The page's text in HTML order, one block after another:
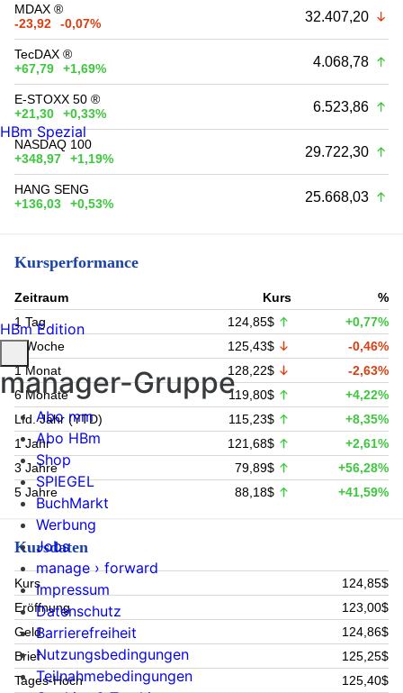
MDAX ®
-23,92
-0,07% 32.407,20
TecDAX ®
+67,79
+1,69% 4.068,78
E-STOXX 50 ®
+21,30
+0,33% 6.523,86
NASDAQ 100
+348,97
+1,19% 29.722,30
HANG SENG
+136,03
+0,53% 25.668,03
Kursperformance
Zeitraum Kurs
%
1 Tag
124,85$
+0,77%
1 Woche
125,43$
-0,46%
1 Monat
128,22$
-2,63%
6 Monate
119,80$
+4,22%
Lfd. Jahr (YTD)
115,23$
+8,35%
1 Jahr
121,68$
+2,61%
3 Jahre
79,89$
+56,28%
5 Jahre
88,18$ +41,59%
Kursdaten
Kurs
124,85$
Eröffnung
123,00$
Geld
124,86$
Brief
125,25$
Tages-Hoch
125,40$
HBm Spezial
HBm Edition
manager-Gruppe
Abo mm
Abo HBm
Shop
SPIEGEL
BuchMarkt
Werbung
Jobs
manage › forward
Impressum
Datenschutz
Barrierefreiheit
Nutzungsbedingungen
Teilnahmebedingungen